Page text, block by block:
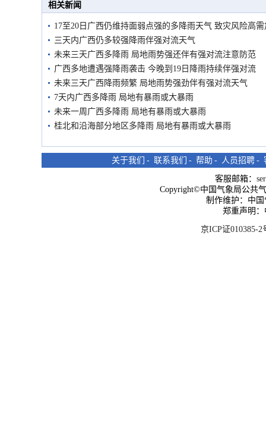
相关新闻
17至20日广西仍维持面弱点强的多降雨天气 致灾风险高
三天内广西仍多较强降雨伴强对流天气
未来三天广西多降雨 局地雨势强还伴有强对流注意防范
广西多地遭遇强降雨袭击 今晚到19日降雨持续伴强对流
未来三天广西降雨频繁 局地雨势强劲伴有强对流天气
7天内广西多降雨 局地有暴雨或大暴雨
未来一周广西多降雨 局地有暴雨或大暴雨
桂北和沿海部分地区多降雨 局地有暴雨或大暴雨
关于我们 - 联系我们 - 帮助 - 人员招聘 -
客服邮箱：
Copyright©中国气象局公共
制作维护：中
郑重声明
京ICP证010385-2